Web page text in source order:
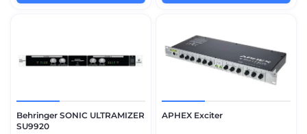
Behringer SONIC ULTRAMIZER
SU9920
APHEX Exciter